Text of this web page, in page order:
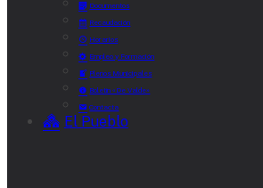
Documentos
Recaudación
Horarios
Empleo y Formación
Plenos Municipales
Boletín «De Valde»
Contacta
El Pueblo